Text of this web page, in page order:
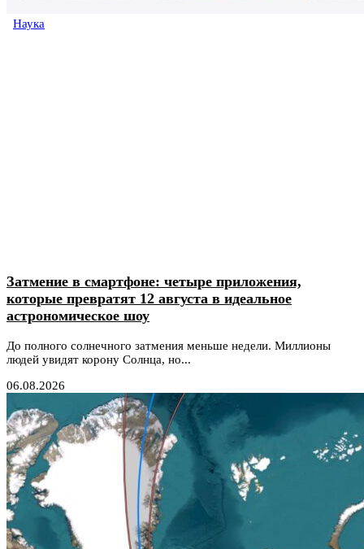
Наука
Затмение в смартфоне: четыре приложения,
которые превратят 12 августа в идеальное
астрономическое шоу
До полного солнечного затмения меньше недели. Миллионы
людей увидят корону Солнца, но...
06.08.2026